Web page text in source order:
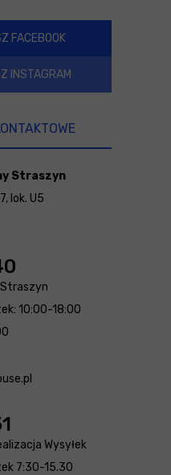
FACEBOOK
INSTAGRAM
Straszyn
lok. U5
10:00-18:00
Wysyłek
7:30-15.30